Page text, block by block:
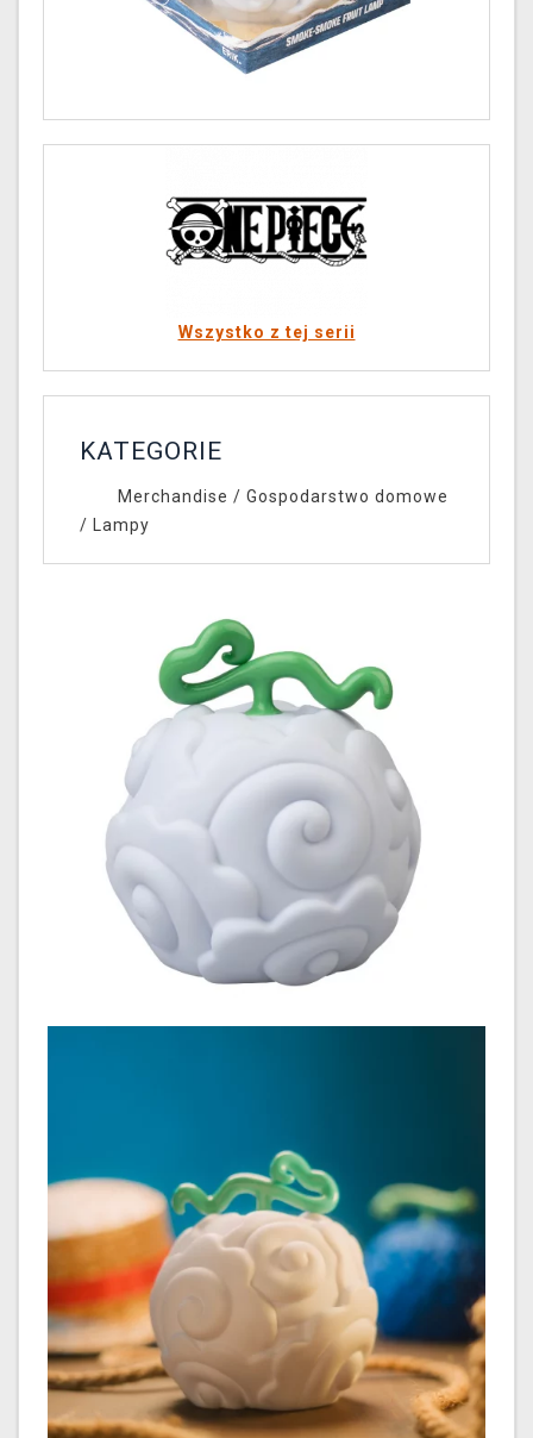
Wszystko z tej serii
KATEGORIE
Merchandise / Gospodarstwo domowe
/ Lampy